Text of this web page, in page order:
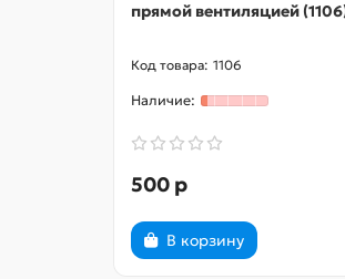
прямой вентиляцией
1106
500 р
В корзину